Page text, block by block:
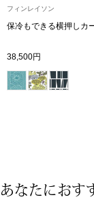
Miss Kyouko／ミ
ランド
フィンレイソン
保冷もできる横押しカ
38,500円
あなたにおす